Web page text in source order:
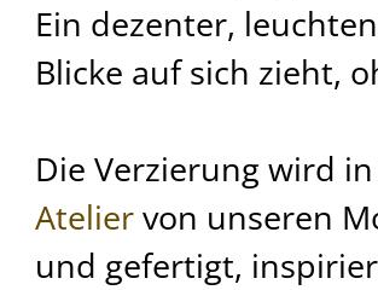
Ein dezenter,
Blicke auf sich zieht,
Die Verzierung wird
Ateliervon unseren
und gefertigt,